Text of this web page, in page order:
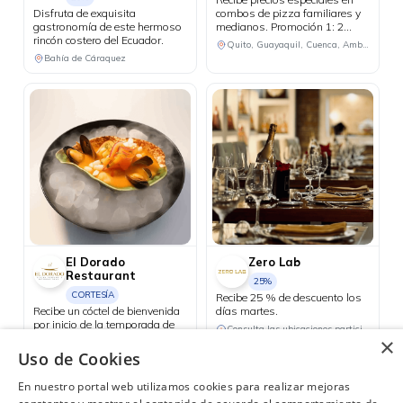
Disfruta de exquisita
gastronomía de este hermoso
rincón costero del Ecuador.
Bahía de Cáraquez
combos de pizza familiares y
medianos. Promoción 1: 2
pizzas familiares hasta 4
ingredientes + 1 bebida
medianas de 1 ingrediente + 1
bebida familiar por USD 18.48.
Quito, Guayaquil, Cuenca, Ambato, Santo Domingo
El Dorado
Restaurant
CORTESÍA
Recibe un cóctel de bienvenida
por inicio de la temporada de
Galápagos.
Zero Lab
25%
Recibe 25 % de descuento los
días martes.
Consulta las ubicaciones participantes
×
Uso de Cookies
En nuestro portal web utilizamos cookies para realizar mejoras